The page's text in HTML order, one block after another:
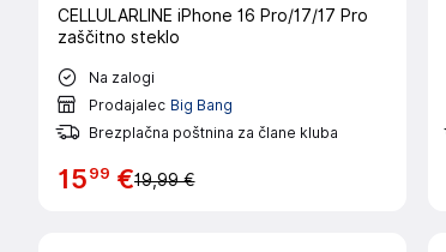
CELLULARLINE iPhone 16 Pro/17/17 Pro
zaščitno steklo
Na zalogi
Prodajalec Big Bang
Brezplačna poštnina za člane kluba
1599 €19,99 €